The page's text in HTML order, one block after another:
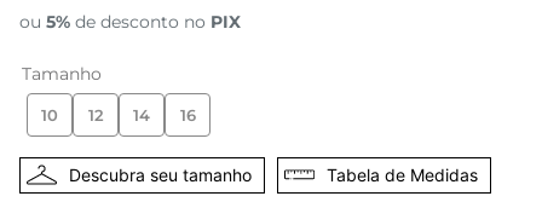
ou 5% de desconto no PIX
Tamanho
10 12 14 16
Tabela de Medidas